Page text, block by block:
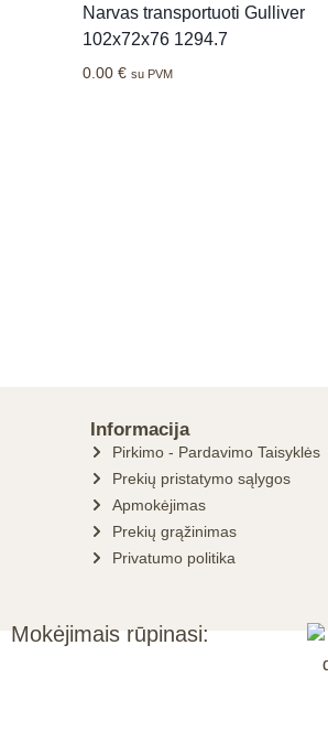
Narvas transportuoti Gulliver
102x72x76 1294.7
0.00 € su PVM
Informacija
Pirkimo - Pardavimo Taisyklės
Prekių pristatymo sąlygos
Apmokėjimas
Prekių grąžinimas
Privatumo politika
Mokėjimais rūpinasi: